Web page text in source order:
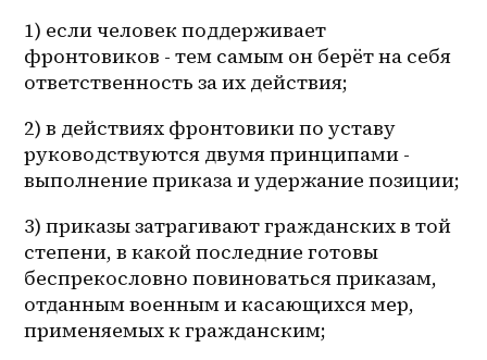
1) если человек поддерживает
фронтовиков - тем самым он берёт на себя
ответственность за их действия;
2) в действиях фронтовики по уставу
руководствуются двумя принципами -
выполнение приказа и удержание позиции;
3) приказы затрагивают гражданских в той
степени, в какой последние готовы
беспрекословно повиноваться приказам,
отданным военным и касающихся мер,
применяемых к гражданским;